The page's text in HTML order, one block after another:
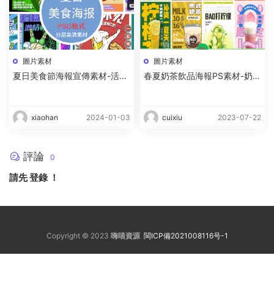
圖片素材
夏日美食節海報宣傳素材-活動
xiaohan 2024-01-03
圖片素材
春夏奶茶飲品海報PS素材-奶茶
cuixiu 2023-07-22
評論 0
請先登錄！
Copyright © 2023 嗨喵資源 閩ICP備2021008116号-1